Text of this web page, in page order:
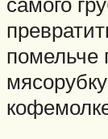
помельче